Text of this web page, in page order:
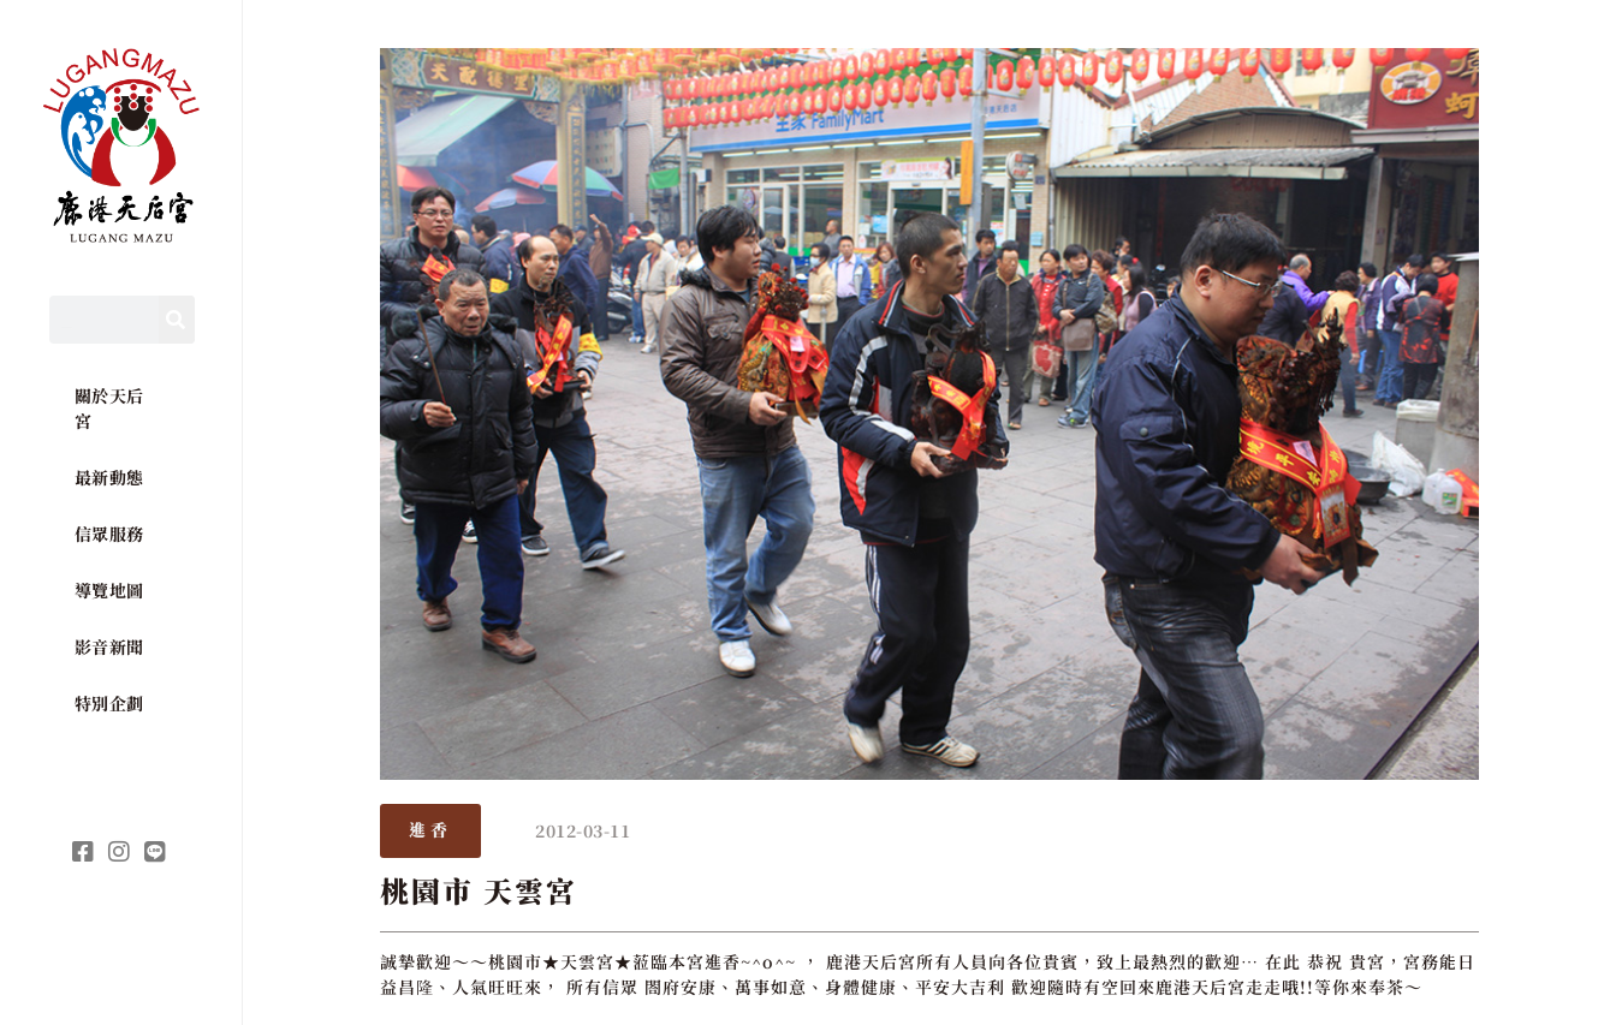
關於天后
宮
最新動態
信眾服務
導覽地圖
影音新聞
特別企劃
進香 2012-03-11
桃園市 天雲宮
誠摯歡迎～～桃園市★天雲宮★蒞臨本宮進香~^o^~ ， 鹿港天后宮所有人員向各位貴賓，致上最熱烈的歡迎… 在此 恭祝 貴宮，宮務能日
益昌隆、人氣旺旺來， 所有信眾 閤府安康、萬事如意、身體健康、平安大吉利 歡迎隨時有空回來鹿港天后宮走走哦!!等你來奉茶～